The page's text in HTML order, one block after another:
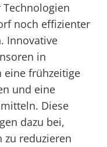
noch effizienter
Innovative
in
eine frühzeitige
und eine
Diese
dazu bei,
zu reduzieren